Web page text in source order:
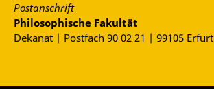
Postanschrift
Philosophische Fakultät
Dekanat | Postfach 90 02 21 | 99105 Erfurt